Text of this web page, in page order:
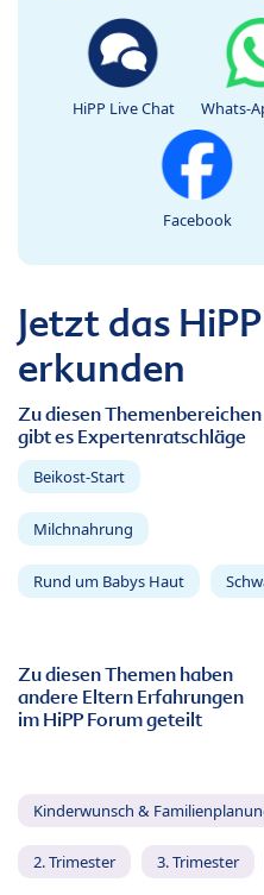
HiPP Live Chat Whats-
Facebook
Jetzt das
erkunden
Zu diesen Themenbereichen
gibt es Expertenratschläge
Beikost-Start
Milchnahrung
Rund um Babys Haut
Zu diesen Themen haben
andere Eltern Erfahrungen
im HiPP Forum geteilt
Kinderwunsch &
2. Trimester 3. Trimester